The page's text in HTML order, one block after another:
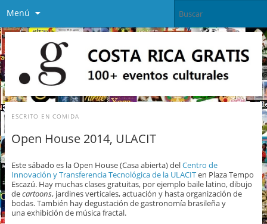
Menú
ESCRITO EN COMIDA
Open House 2014, ULACIT
Este sábado es la Open House (Casa abierta) delCentro de
Innovación y Transferencia Tecnológica de la ULACITen Plaza Tempo
Escazú. Hay muchas clases gratuitas, por ejemplo baile latino, dibujo
decartoons, jardines verticales, actuación y hasta organización de
bodas. También hay degustación de gastronomía brasileña y
una exhibición de música fractal.